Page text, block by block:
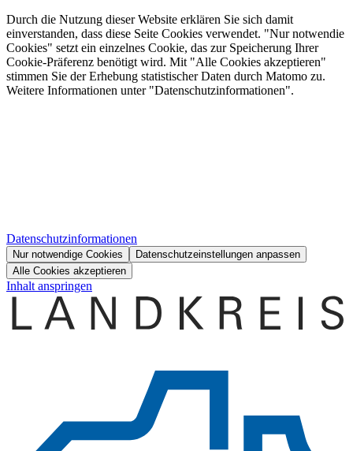
Durch die Nutzung dieser Website erklären Sie sich damit
einverstanden, dass diese Seite Cookies verwendet. "Nur notwendie
Cookies" setzt ein einzelnes Cookie, das zur Speicherung Ihrer
Cookie-Präferenz benötigt wird. Mit "Alle Cookies akzeptieren"
stimmen Sie der Erhebung statistischer Daten durch Matomo zu.
Weitere Informationen unter "Datenschutzinformationen".
Datenschutzinformationen
Nur notwendige Cookies
Datenschutzeinstellungen anpassen
Alle Cookies akzeptieren
Inhalt anspringen